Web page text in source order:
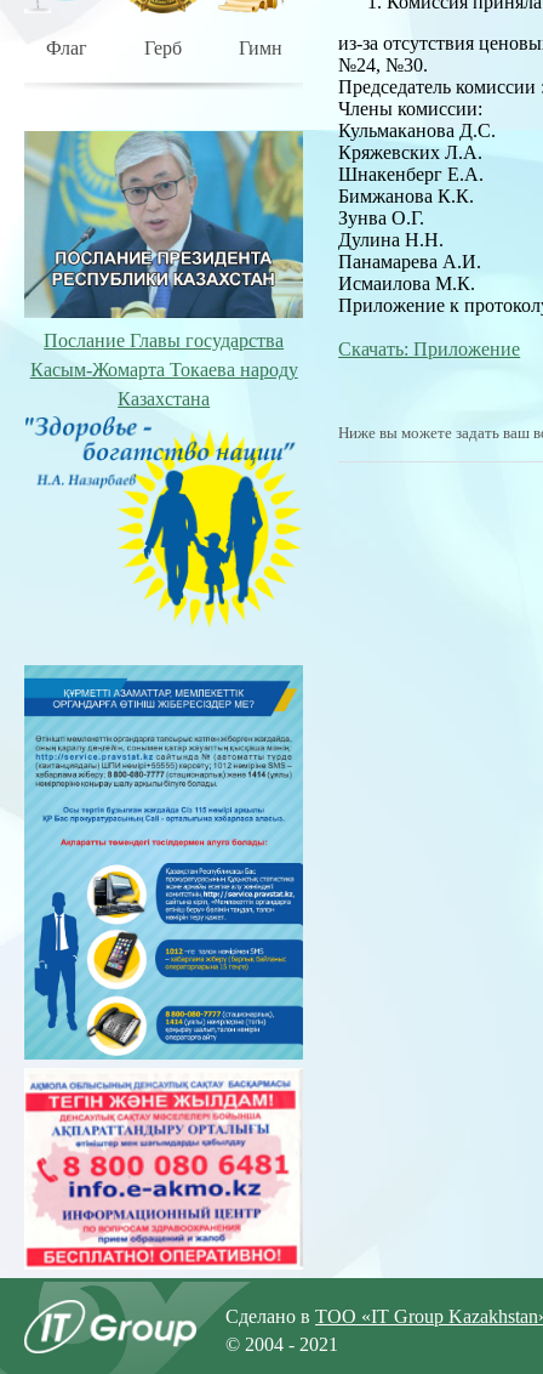
Флаг Герб Гимн
Послание Главы государства
Касым-Жомарта Токаева народу
Казахстана
из-за отсутствия
№24, №30.
Председатель
Члены
Кульмаканова Д.С.
Кряжевских Л.А.
Шнакенберг Е.А.
Бимжанова К.К.
Зунва О.Г.
Дулина Н.Н.
Панамарева А.И.
Исмаилова М.К.
Приложение к
Скачать: Приложение
Ниже вы можете задать ваш
Сделано в ТОО «IT Group
© 2004 - 2021